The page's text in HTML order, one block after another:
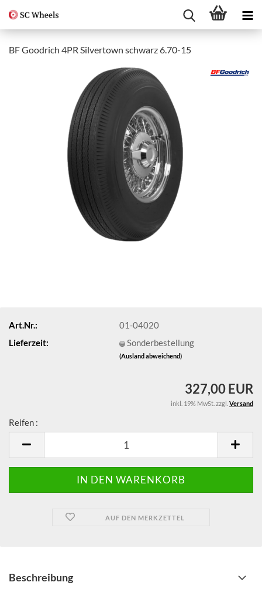
BF Goodrich 4PR Silvertown schwarz 6.70-15
Art.Nr.:
01-04020
Lieferzeit:
Sonderbestellung
(Ausland abweichend)
327,00 EUR
inkl. 19% MwSt. zzgl. Versand
Reifen :
AUF DEN MERKZETTEL
Beschreibung